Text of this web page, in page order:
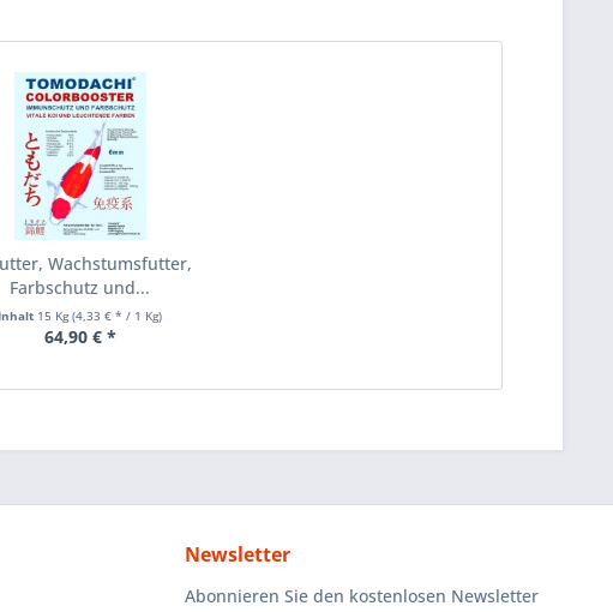
Wachstumsfutter,
Farbschutz und...
Inhalt 15 Kg(4,33 € * / 1 Kg)
64,90 € *
Newsletter
Abonnieren Sie den kostenlosen Newsletter